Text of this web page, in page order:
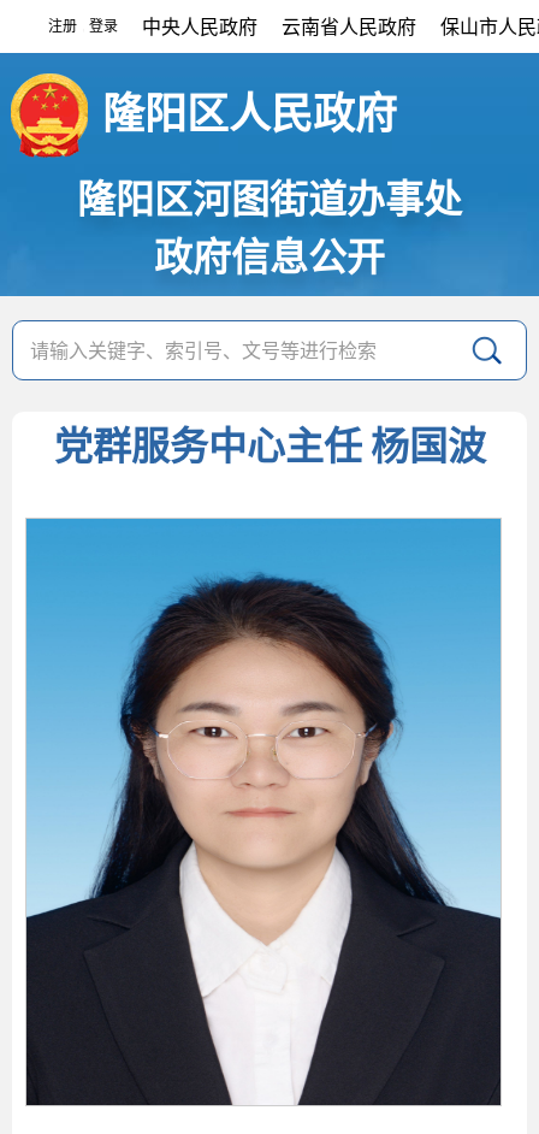
注册 登录 中央人民政府 云南省人民政府 保山市人
隆阳区人民政府
隆阳区河图街道办事处
政府信息公开
党群服务中心主任 杨国波